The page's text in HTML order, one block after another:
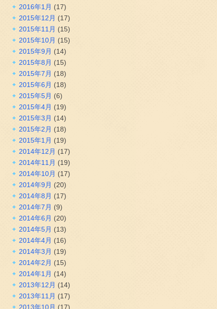
2016年1月 (17)
2015年12月 (17)
2015年11月 (15)
2015年10月 (15)
2015年9月 (14)
2015年8月 (15)
2015年7月 (18)
2015年6月 (18)
2015年5月 (6)
2015年4月 (19)
2015年3月 (14)
2015年2月 (18)
2015年1月 (19)
2014年12月 (17)
2014年11月 (19)
2014年10月 (17)
2014年9月 (20)
2014年8月 (17)
2014年7月 (9)
2014年6月 (20)
2014年5月 (13)
2014年4月 (16)
2014年3月 (19)
2014年2月 (15)
2014年1月 (14)
2013年12月 (14)
2013年11月 (17)
2013年10月 (17)